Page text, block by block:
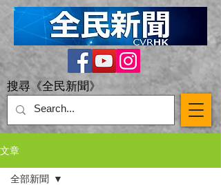
搜尋《全民新聞》
文章
全部新聞